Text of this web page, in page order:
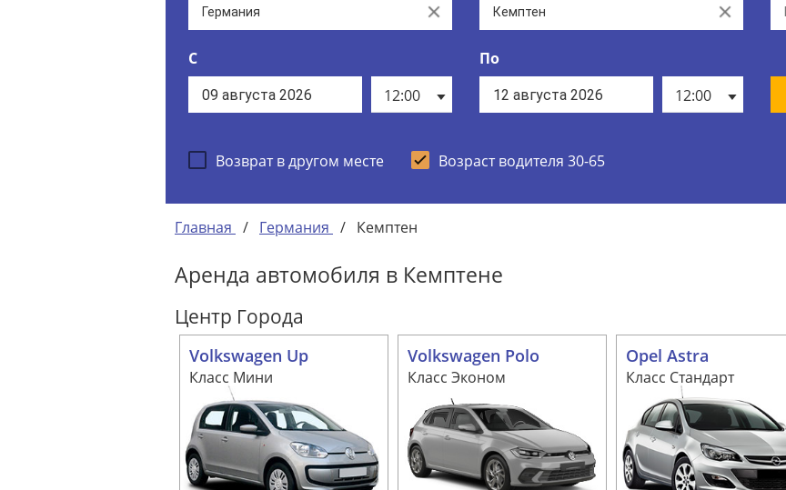
Clear Clear
С
12:00
По
12:00
Возврат в другом месте Возраст водителя 30-65
Главная / Германия / Кемптен
Аренда автомобиля в Кемптене
Центр Города
Volkswagen Up
Класс Мини
Volkswagen Polo
Класс Эконом
Opel Astra
Класс Стандарт